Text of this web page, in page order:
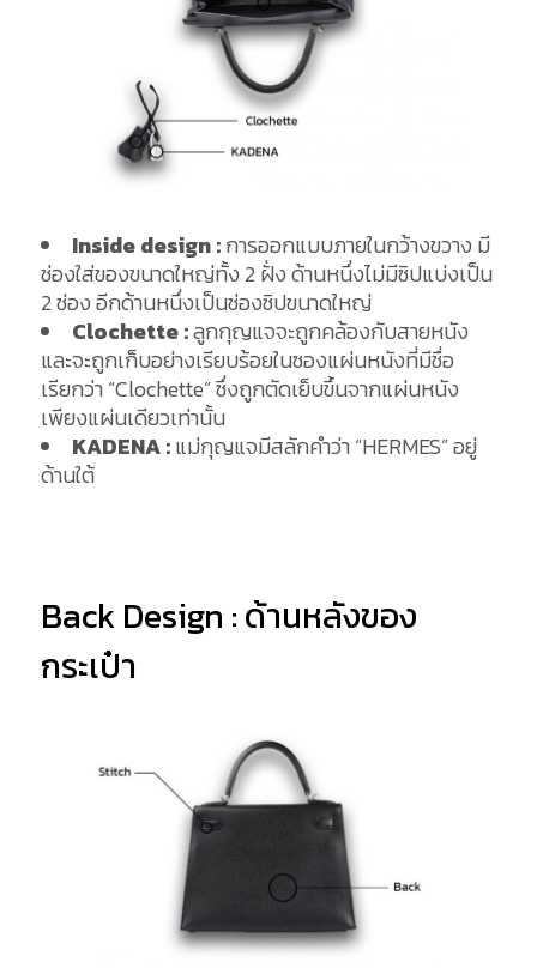
Inside design :การออกแบบภายในกว้างขวาง มี
ช่องใส่ของขนาดใหญ่ทั้ง 2 ฝั่ง ด้านหนึ่งไม่มีซิปแบ่งเป็น
2 ช่อง อีกด้านหนึ่งเป็นช่องซิปขนาดใหญ่
Clochette :ลูกกุญแจจะถูกคล้องกับสายหนัง
และจะถูกเก็บอย่างเรียบร้อยในซองแผ่นหนังที่มีชื่อ
เรียกว่า “Clochette” ซึ่งถูกตัดเย็บขึ้นจากแผ่นหนัง
เพียงแผ่นเดียวเท่านั้น
KADENA :แม่กุญแจมีสลักคำว่า “HERMES” อยู่
ด้านใต้
Back Design : ด้านหลังของ
กระเป๋า